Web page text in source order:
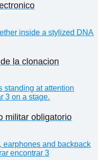
la clonacion
militar obligatorio